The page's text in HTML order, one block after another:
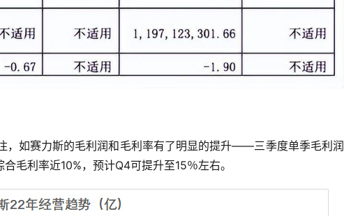
，如赛力斯的毛利润和毛利率有了明显的提升——三季度单季毛利润
毛利率近10%，预计Q4可提升至15％左右。